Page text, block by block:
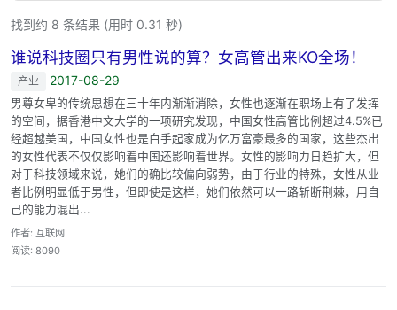
找到约 8 条结果 (用时 0.31 秒)
谁说科技圈只有男性说的算？女高管出来KO全场！
产业 2017-08-29
男尊女卑的传统思想在三十年内渐渐消除，女性也逐渐在职场上有了发挥
的空间，据香港中文大学的一项研究发现，中国女性高管比例超过4.5%已
经超越美国，中国女性也是白手起家成为亿万富豪最多的国家，这些杰出
的女性代表不仅仅影响着中国还影响着世界。女性的影响力日趋扩大，但
对于科技领域来说，她们的确比较偏向弱势，由于行业的特殊，女性从业
者比例明显低于男性，但即使是这样，她们依然可以一路斩断荆棘，用自
己的能力混出...
作者: 互联网
阅读: 8090